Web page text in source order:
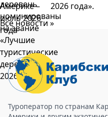
2026 года».
Все новости »
Туроператор по странам